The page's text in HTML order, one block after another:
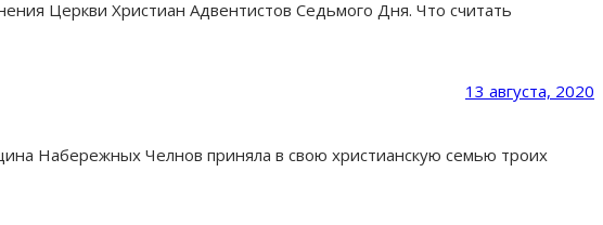
Церкви Христиан Адвентистов Седьмого Дня. Что считать
13 августа, 2020
Набережных Челнов приняла в свою христианскую семью троих